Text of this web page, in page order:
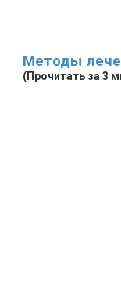
Методы
(Прочитать за 3